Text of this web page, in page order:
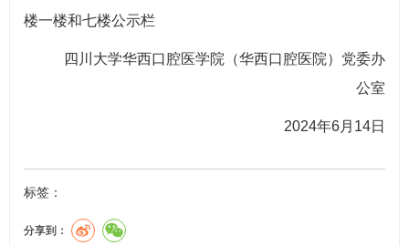
楼一楼和七楼公示栏
四川大学华西口腔医学院（华西口腔医院）党委办
公室
2024年6月14日
标签：
分享到：